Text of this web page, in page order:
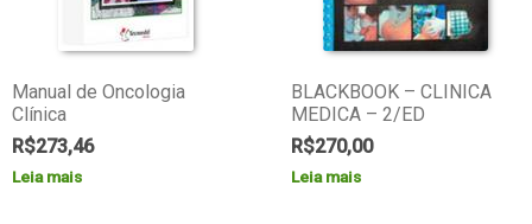
Manual de Oncologia
Clínica
R$273,46
Leia mais
BLACKBOOK – CLINICA
MEDICA – 2/ED
R$270,00
Leia mais